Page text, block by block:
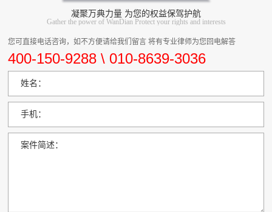
凝聚万典力量 为您的权益保驾护航
Gather the power of WanDian Protect your rights and interests
您可直接电话咨询，如不方便请给我们留言 将有专业律师为您回电解答
400-150-9288 \ 010-8639-3036
姓名：
手机：
案件简述：